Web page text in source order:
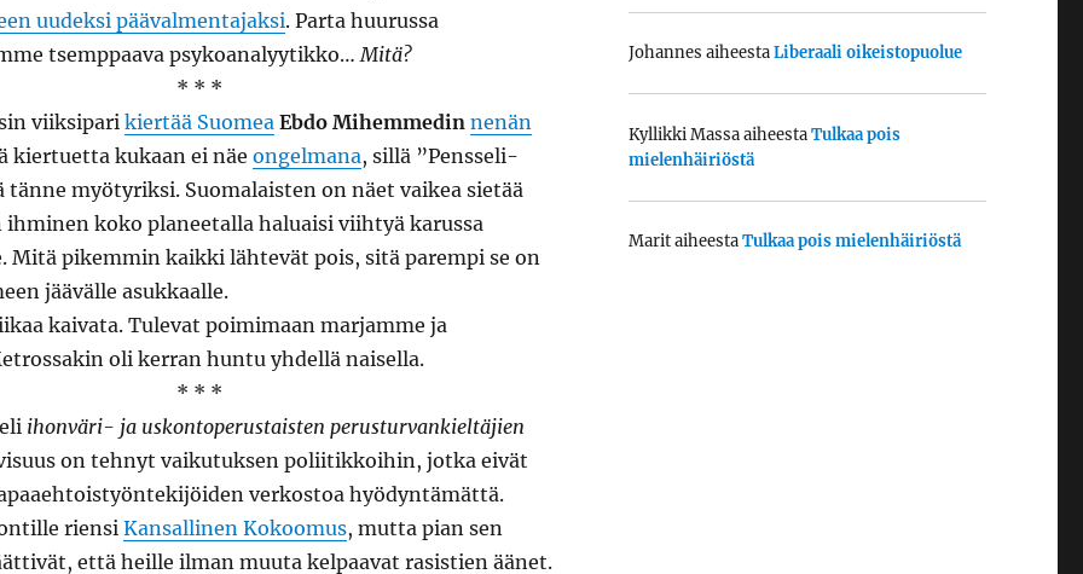
uudeksi päävalmentajaksi. Parta huurussa
tsemppaava psykoanalyytikko…Mitä?
* * *
viiksipari kiertää Suomea Ebdo Mihemmedin nenän
kiertuetta kukaan ei näe ongelmana, sillä ”Pensseli-
tänne myötyriksi. Suomalaisten on näet vaikea sietää
ihminen koko planeetalla haluaisi viihtyä karussa
Mitä pikemmin kaikki lähtevät pois, sitä parempi se on
jäävälle asukkaalle.
kaivata. Tulevat poimimaan marjamme ja
oli kerran huntu yhdellä naisella.
* * *
ihonväri- ja uskontoperustaisten perusturvankieltäjien
on tehnyt vaikutuksen poliitikkoihin, jotka eivät
verkostoa hyödyntämättä.
riensiKansallinen Kokoomus, mutta pian sen
että heille ilman muuta kelpaavat rasistien äänet.
Johannes aiheestaLiberaali oikeistopuolue
Kyllikki MassaaiheestaTulkaa pois
mielenhäiriöstä
MaritaiheestaTulkaa pois mielenhäiriöstä